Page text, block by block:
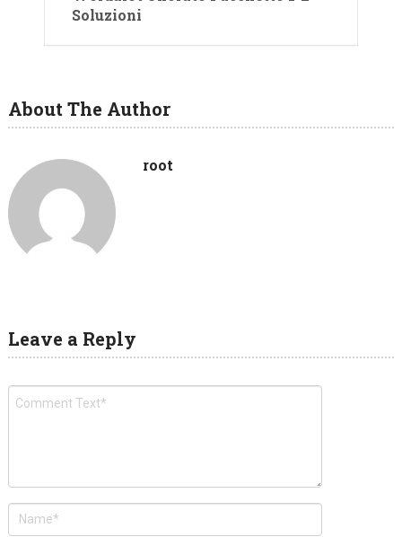
Soluzioni
About The Author
root
Leave a Reply